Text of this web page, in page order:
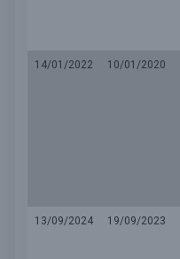
14/01/2022 10/01/2020
13/09/2024 19/09/2023